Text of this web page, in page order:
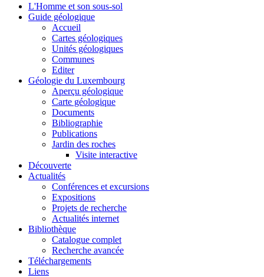
L'Homme et son sous-sol
Guide géologique
Accueil
Cartes géologiques
Unités géologiques
Communes
Editer
Géologie du Luxembourg
Aperçu géologique
Carte géologique
Documents
Bibliographie
Publications
Jardin des roches
Visite interactive
Découverte
Actualités
Conférences et excursions
Expositions
Projets de recherche
Actualités internet
Bibliothèque
Catalogue complet
Recherche avancée
Téléchargements
Liens